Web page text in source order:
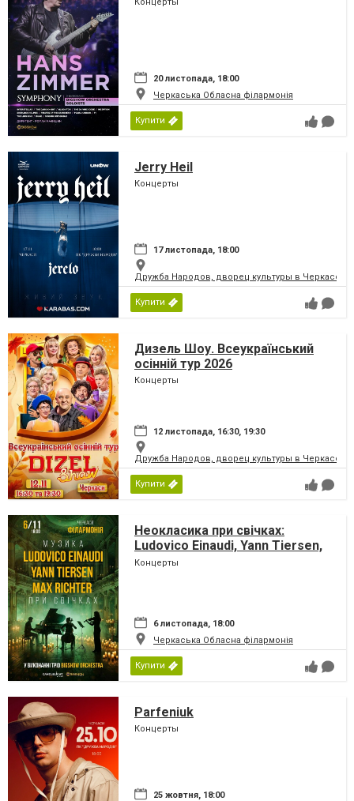
20 листопада, 18:00
Черкаська Обласна філармонія
Купити
Jerry Heil
Концерты
17 листопада, 18:00
Дружба Народов, дворец культуры в Черкассах
Купити
Дизель Шоу. Всеукраїнський
осінній тур 2026
Концерты
12 листопада, 16:30, 19:30
Дружба Народов, дворец культуры в Черкассах
Купити
Неокласика при свічках:
Ludovico Einaudi, Yann Tiersen,
Max Richter
Концерты
6 листопада, 18:00
Черкаська Обласна філармонія
Купити
Parfeniuk
Концерты
25 жовтня, 18:00